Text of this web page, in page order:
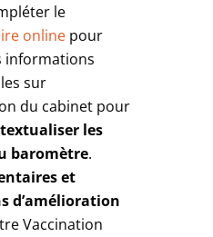
le
onlinepour
informations
sur
du cabinet pour
les
baromètre.
et
d’amélioration
Vaccination